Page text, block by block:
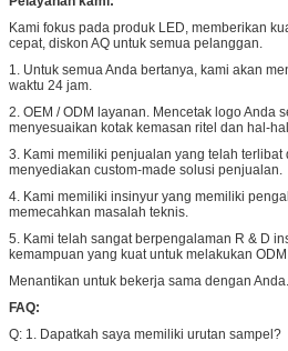
Kami fokus pada produk LED, memberikan
cepat, diskon AQ untuk semua pelanggan.
1. Untuk semua Anda bertanya, kami akan
waktu 24 jam.
2. OEM / ODM layanan. Mencetak logo Anda
menyesuaikan kotak kemasan ritel dan hal-
3. Kami memiliki penjualan yang telah
menyediakan custom-made solusi penjualan.
4. Kami memiliki insinyur yang memiliki
memecahkan masalah teknis.
5. Kami telah sangat berpengalaman R & D
kemampuan yang kuat untuk melakukan
Menantikan untuk bekerja sama dengan Anda.
FAQ:
Q: 1. Dapatkah saya memiliki urutan sampel?